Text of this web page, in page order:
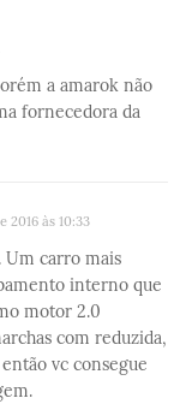
a amarok não
fornecedora da
2016 às 10:33
Um carro mais
interno que
motor 2.0
com reduzida,
vc consegue